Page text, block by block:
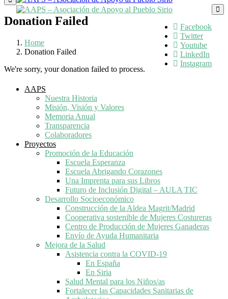
Facebook
Twitter
Youtube
LinkedIn
Instagram
AAPS
Nuestra Historia
Misión, Visión y Valores
Memoria Anual
Transparencia
Colaboradores
Proyectos
Promoción de la Educación
Escuela Esperanza
Escuela Abrigando Corazones
Una Imprenta para sus Libros
Futuro de Inclusión Digital – AULA TIC
Desarrollo Socioeconómico
Construcción de la Aldea Magrit/Madrid
Cooperativa sostenible de Mujeres Costureras
Centro de Producción de Mujeres Ganaderas
Envío de Ayuda Humanitaria
Mejora de la Salud
Asistencia contra la COVID-19
En España
En Siria
Salud Mental para los Niños/as
Fortalecer las Capacidades Sanitarias de
Donation Failed
Home
Donation Failed
We're sorry, your donation failed to process.